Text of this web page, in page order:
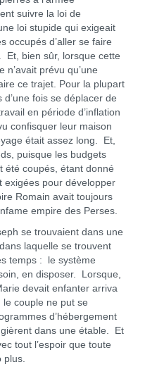
suivre la loi de
loi stupide qui exigeait
occupés d’aller se faire
Et, bien sûr, lorsque cette
n’avait prévu qu’une
ce trajet. Pour la plupart
fois se déplacer de
en période d’inflation
confisquer leur maison
était assez long. Et,
puisque les budgets
été coupés, étant donné
exigées pour développer
Romain avait toujours
empire des Perses.
se trouvaient dans une
laquelle se trouvent
temps : le système
en disposer. Lorsque,
devait enfanter arriva
couple ne put se
d’hébergement
dans une étable. Et
tout l’espoir que toute